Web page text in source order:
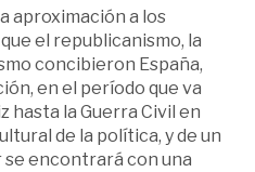
aproximación a los
el republicanismo, la
concibieron España,
en el período que va
hasta la Guerra Civil en
de la política, y de un
encontrará con una